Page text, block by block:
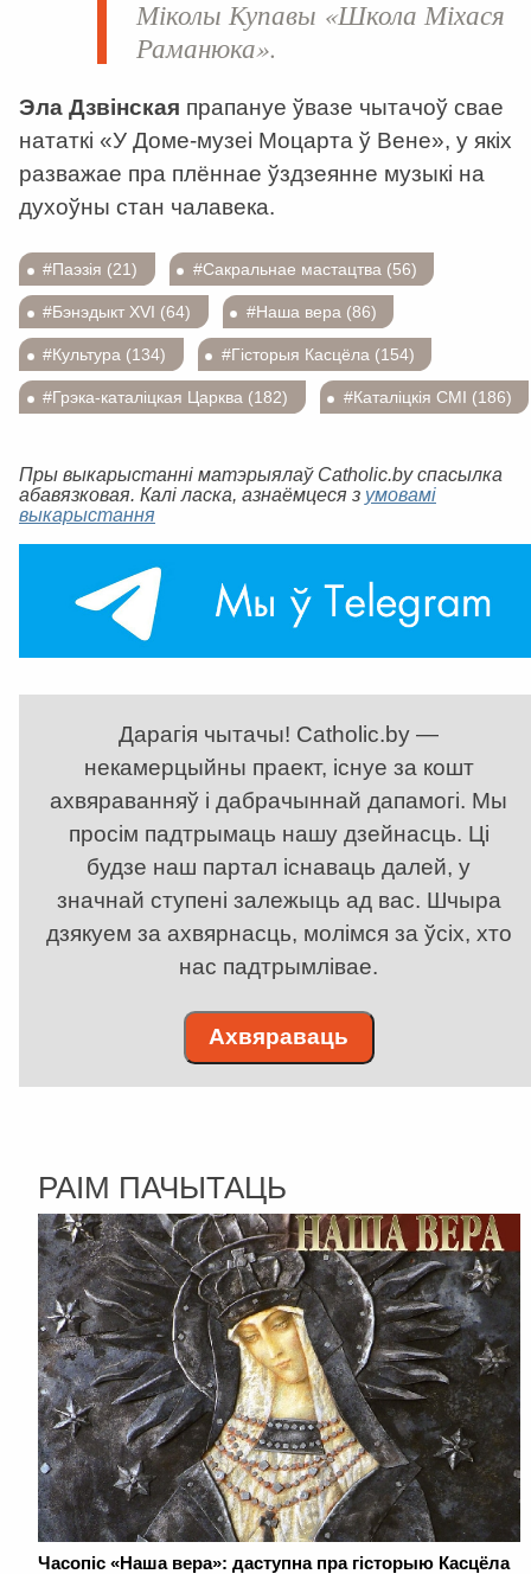
Міколы Купавы «Школа Міхася
Раманюка».
Эла Дзвінская прапануе ўвазе чытачоў свае
нататкі «У Доме-музеі Моцарта ў Вене», у якіх
разважае пра плённае ўздзеянне музыкі на
духоўны стан чалавека.
#Паэзія (21) #Сакральнае мастацтва (56)
#Бэнэдыкт XVI (64) #Наша вера (86)
#Культура (134) #Гісторыя Касцёла (154)
#Грэка-каталіцкая Царква (182) #Каталіцкія СМІ (186)
Пры выкарыстанні матэрыялаў Catholic.by спасылка
абавязковая. Калі ласка, азнаёмцеся з умовамі
выкарыстання
Дарагія чытачы! Catholic.by —
некамерцыйны праект, існуе за кошт
ахвяраванняў і дабрачыннай дапамогі. Мы
просім падтрымаць нашу дзейнасць. Ці
будзе наш партал існаваць далей, у
значнай ступені залежыць ад вас. Шчыра
дзякуем за ахвярнасць, молімся за ўсіх, хто
нас падтрымлівае.
Ахвяраваць
РАІМ ПАЧЫТАЦЬ
Часопіс «Наша вера»: даступна пра гісторыю Касцёла